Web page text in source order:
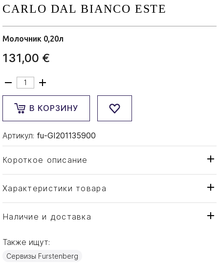
CARLO DAL BIANCO ESTE
Молочник 0,20л
131,00 €
В КОРЗИНУ
Артикул: fu-GI201135900
Короткое описание
Характеристики товара
Тип товара
Молочник
Бренд
Страна производителя
Материал
Наличие и доставка
Также ищут:
Сервизы Furstenberg